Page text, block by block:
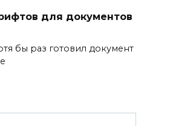
для документов
бы раз готовил документ